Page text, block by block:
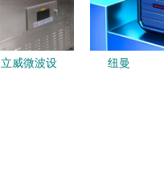
听设备”维
度的扩张思
维
立威微波设
纽曼